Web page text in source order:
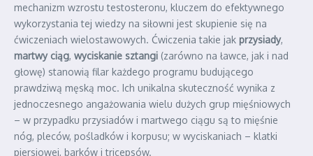
mechanizm wzrostu testosteronu, kluczem do efektywnego
wykorzystania tej wiedzy na siłowni jest skupienie się na
ćwiczeniach wielostawowych. Ćwiczenia takie jak przysiady,
martwy ciąg, wyciskanie sztangi (zarówno na ławce, jak i nad
głowę) stanowią filar każdego programu budującego
prawdziwą męską moc. Ich unikalna skuteczność wynika z
jednoczesnego angażowania wielu dużych grup mięśniowych
– w przypadku przysiadów i martwego ciągu są to mięśnie
nóg, pleców, pośladków i korpusu; w wyciskaniach – klatki
piersiowej, barków i tricepsów.